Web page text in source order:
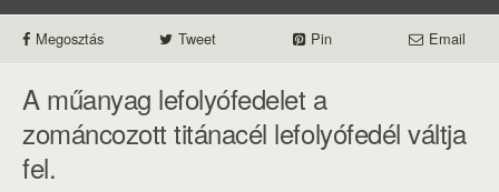
Megosztás Tweet Pin Email
A műanyag lefolyófedelet a
zománcozott titánacél lefolyófedél váltja
fel.